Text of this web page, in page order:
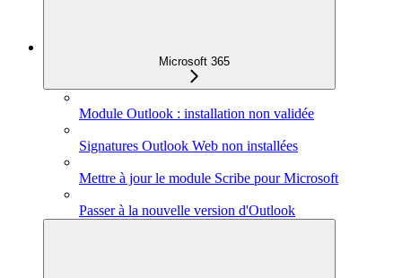
Microsoft 365
Module Outlook : installation non validée
Signatures Outlook Web non installées
Mettre à jour le module Scribe pour Microsoft
Passer à la nouvelle version d'Outlook